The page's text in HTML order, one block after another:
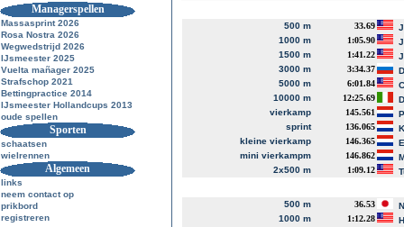
Managerspellen
Massasprint 2026
Rosa Nostra 2026
Wegwedstrijd 2026
IJsmeester 2025
Vuelta mañager 2025
Strafschop 2021
Bettingpractice 2014
IJsmeester Hollandcups 2013
oude spellen
Sporten
schaatsen
wielrennen
Algemeen
links
neem contact op
prikbord
registreren
500 m 33.69
1000 m
1:05.90
1500 m
1:41.22
3000 m
3:34.37
5000 m
6:01.84
10000 m
12:25.69
vierkamp
145.561
sprint
136.065
kleine vierkamp
146.365
mini vierkampm
146.862
2x500 m
1:09.12
500 m 36.53
1000 m
1:12.28